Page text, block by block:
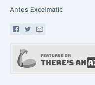
Antes Excelmatic